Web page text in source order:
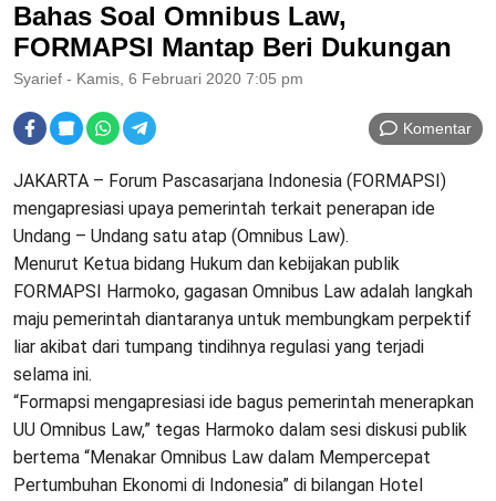
Bahas Soal Omnibus Law,
FORMAPSI Mantap Beri Dukungan
Syarief - Kamis, 6 Februari 2020 7:05 pm
Komentar
JAKARTA – Forum Pascasarjana Indonesia (FORMAPSI)
mengapresiasi upaya pemerintah terkait penerapan ide
Undang – Undang satu atap (Omnibus Law).
Menurut Ketua bidang Hukum dan kebijakan publik
FORMAPSI Harmoko, gagasan Omnibus Law adalah langkah
maju pemerintah diantaranya untuk membungkam perpektif
liar akibat dari tumpang tindihnya regulasi yang terjadi
selama ini.
“Formapsi mengapresiasi ide bagus pemerintah menerapkan
UU Omnibus Law,” tegas Harmoko dalam sesi diskusi publik
bertema “Menakar Omnibus Law dalam Mempercepat
Pertumbuhan Ekonomi di Indonesia” di bilangan Hotel